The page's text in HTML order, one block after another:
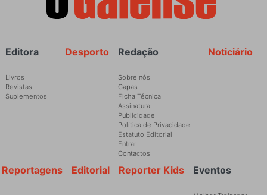
Rodapé Noticiário
Redação
Sobre nós
Capas
Ficha Técnica
Assinatura
Publicidade
Política de Privacidade
Estatuto Editorial
Entrar
Contactos
Desporto
Editora
Livros
Revistas
Suplementos
Eventos
Reporter Kids
Editorial
Reportagens